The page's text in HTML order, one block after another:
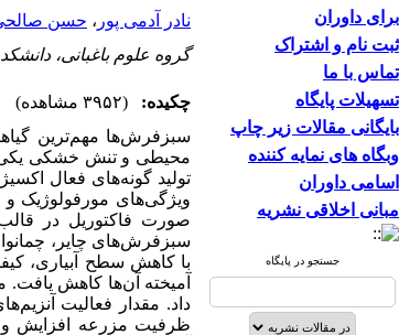
برای داوران
ثبت نام و اشتراک
تماس با ما
تسهیلات پایگاه
بایگانی مقالات زیر چاپ
وبگاه های نمایه کننده
اسامی داوران
مبانی اخلاقی نشریه
جستجو در پایگاه
نادر آدمی پور ، حسن
گروه علوم باغبانی،
چکیده:
(۳۹۵۲ مشاهده)
سبزفرش‌‌ها مهم‌‌ترین
محیطی وتنش خشکی
تولید گونه‌‌های فعال
ویژگی‌‌های مورفولوژیک
صورت فاکتوریل در
سبزفرش‌‌های چایر، چمانواش بلند و
با کاهش سطح آبیاری،
آمیخته آن‌‌ها کاهش